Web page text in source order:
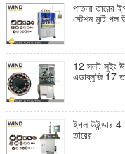
পাতলা তারের
স্টেশন মুটি পল
12 স্লট সুইং
এডাব্লুজি 17
ইগল উইন্ডার 4
তারের